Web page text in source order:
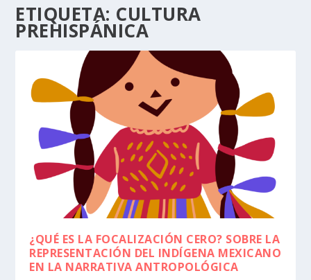
ETIQUETA: CULTURA
PREHISPÁNICA
¿QUÉ ES LA FOCALIZACIÓN CERO? SOBRE LA
REPRESENTACIÓN DEL INDÍGENA MEXICANO
EN LA NARRATIVA ANTROPOLÓGICA